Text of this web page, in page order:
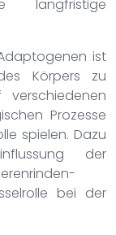
ist
Körpers zu
Prozesse
spielen. Dazu
der
bei der